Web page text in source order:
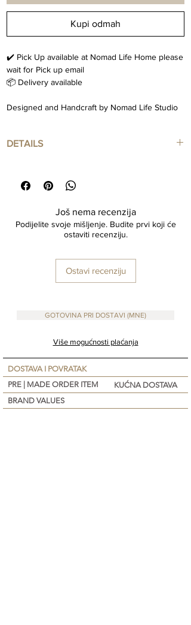
Kupi odmah
✔️ Pick Up available at Nomad Life Home please
wait for Pick up email
📦 Delivery available
Designed and Handcraft by Nomad Life Studio
DETAILS
Label Size : 7cm x 7 cm.
Labels are made of High quality vinyl and
Waterproof.
Još nema recenzija
Podijelite svoje mišljenje. Budite prvi koji će
ostaviti recenziju.
Ostavi recenziju
GOTOVINA PRI DOSTAVI (MNE)
Više mogućnosti plaćanja
DOSTAVA I POVRATAK
PRE | MADE ORDER ITEM
KUĆNA DOSTAVA
BRAND VALUES